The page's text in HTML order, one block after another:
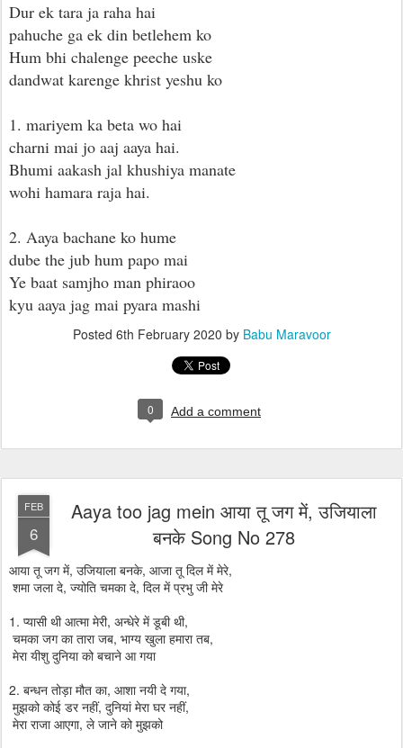
Dur ek tara ja raha hai
pahuche ga ek din betlehem ko
Hum bhi chalenge peeche uske
dandwat karenge khrist yeshu ko
1. mariyem ka beta wo hai
charni mai jo aaj aaya hai.
Bhumi aakash jal khushiya manate
wohi hamara raja hai.
2. Aaya bachane ko hume
dube the jub hum papo mai
Ye baat samjho man phiraoo
kyu aaya jag mai pyara mashi
Posted 6th February 2020 by Babu Maravoor
0 Add a comment
FEB
6
Aaya too jag mein आया तू जग में, उजियाला
बनके Song No 278
आया तू जग में, उजियाला बनके, आजा तू दिल में मेरे,
शमा जला दे, ज्योति चमका दे, दिल में प्रभु जी मेरे
1. प्यासी थी आत्मा मेरी, अन्धेरे में डूबी थी,
चमका जग का तारा जब, भाग्य खुला हमारा तब,
मेरा यीशु दुनिया को बचाने आ गया
2. बन्धन तोड़ा मौत का, आशा नयी दे गया,
मुझको कोई डर नहीं, दुनियां मेरा घर नहीं,
मेरा राजा आएगा, ले जाने को मुझको